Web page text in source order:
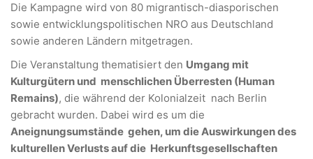
Die Kampagne wird von 80 migrantisch-diasporischen
sowie entwicklungspolitischen NRO aus Deutschland
sowie anderen Ländern mitgetragen.
Die Veranstaltung thematisiert den Umgang mit
Kulturgütern und menschlichen Überresten (Human
Remains), die während der Kolonialzeit nach Berlin
gebracht wurden. Dabei wird es um die
Aneignungsumstände gehen, um die Auswirkungen des
kulturellen Verlusts auf die Herkunftsgesellschaften